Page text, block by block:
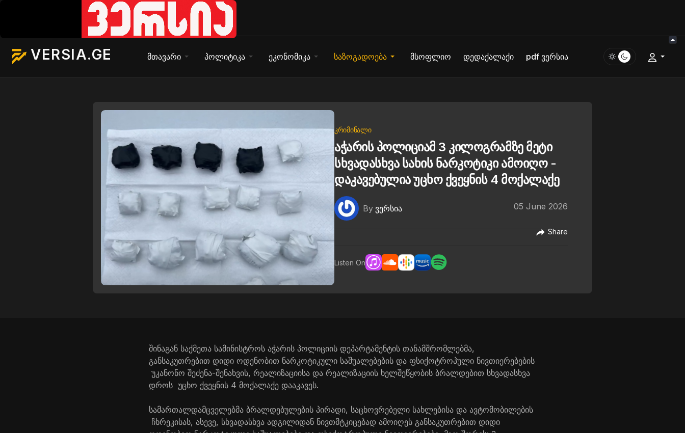
VERSIA.GE მთავარი პოლიტიკა ეკონომიკა საზოგადოება მსოფლიო დედაქალაქი pdf ვერსია
ᲙᲠᲘᲛᲘᲜᲐᲚᲘ
აჭარის პოლიციამ 3 კილოგრამზე მეტი
სხვადასხვა სახის ნარკოტიკი ამოიღო -
დაკავებულია უცხო ქვეყნის 4 მოქალაქე
By ვერსია 05 June 2026
Share
Listen On
შინაგან საქმეთა სამინისტროს აჭარის პოლიციის დეპარტამენტის თანამშრომლებმა,
განსაკუთრებით დიდი ოდენობით ნარკოტიკული საშუალებების და ფსიქოტროპული ნივთიერებების
უკანონო შეძენა-შენახვის, რეალიზაციისა და რეალიზაციის ხელშეწყობის ბრალდებით სხვადასხვა
დროს უცხო ქვეყნის 4 მოქალაქე დააკავეს.
სამართალდამცველებმა ბრალდებულების პირადი, საცხოვრებელი სახლებისა და ავტომობილების
ჩხრეკისას, ასევე, სხვადასხვა ადგილიდან ნივთმტკიცებად ამოიღეს განსაკუთრებით დიდი